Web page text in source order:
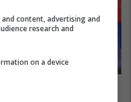
content, advertising and
research and
on a device